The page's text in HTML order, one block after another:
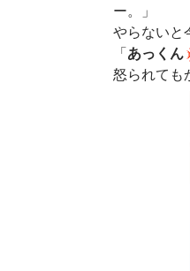
ー。」
やらないと
「あっくん
怒られても